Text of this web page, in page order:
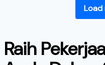
Load
Raih